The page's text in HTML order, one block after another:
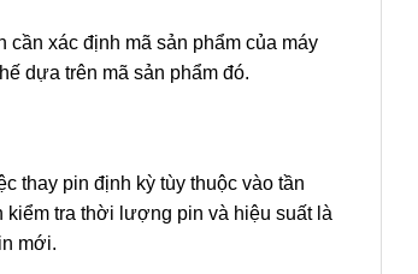
xác định mã sản phẩm của máy
dựa trên mã sản phẩm đó.
thay pin định kỳ tùy thuộc vào tần
tra thời lượng pin và hiệu suất là
mới.